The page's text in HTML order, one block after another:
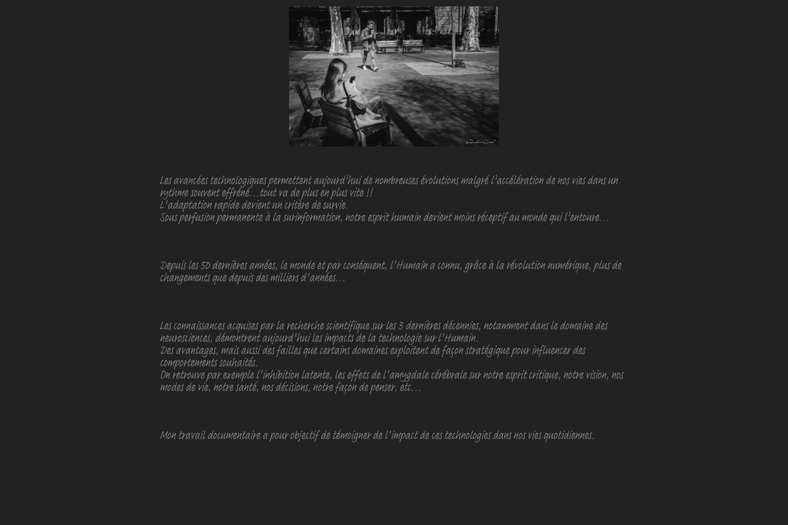
Les avancées technologiques permettent aujourd’hui de nombreuses évolutions malgré l’accélération de nos vies dans un
rythme souvent effréné...tout va de plus en plus vite !!
L'adaptation rapide devient un critère de survie.
Sous perfusion permanente à la surinformation, notre esprit humain devient moins réceptif au monde qui l’entoure...
Depuis les 50 dernières années, le monde et par conséquent, l'Humain a connu, grâce à la révolution numérique, plus de
changements que depuis des milliers d'années...
Les connaissances acquises par la recherche scientifique sur les 3 dernières décennies, notamment dans le domaine des
neurosciences, démontrent aujourd'hui les impacts de la technologie sur l'Humain.
Des avantages, mais aussi des failles que certains domaines exploitent de façon stratégique pour influencer des
comportements souhaités.
On retrouve par exemple l'inhibition latente, les effets de l'amygdale cérébrale sur notre esprit critique, notre vision, nos
modes de vie, notre santé, nos décisions, notre façon de penser, etc...
Mon travail documentaire a pour objectif de témoigner de l'impact de ces technologies dans nos vies quotidiennes.